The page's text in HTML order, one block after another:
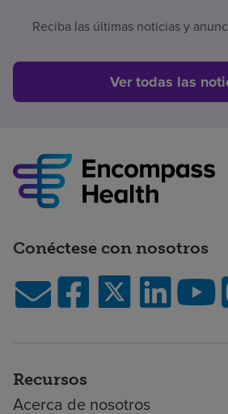
Reciba las últimas noticias y
Ver todas las
Conéctese con nosotros
Recursos
Acerca de nosotros